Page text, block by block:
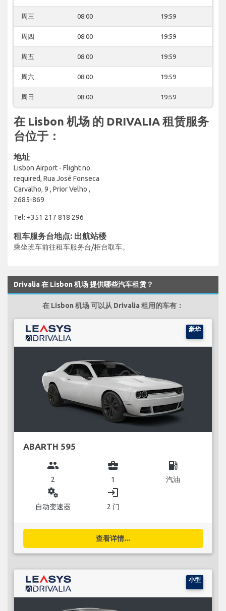
周三 08:00 19:59
周四 08:00 19:59
周五 08:00 19:59
周六 08:00 19:59
周日 08:00 19:59
在 Lisbon 机场 的 DRIVALIA 租赁服务
台位于：
地址
Lisbon Airport - Flight no.
required, Rua José Fonseca
Carvalho, 9 , Prior Velho ,
2685-869
Tel: +351 217 818 296
租车服务台地点: 出航站楼
乘坐班车前往租车服务台/柜台取车。
Drivalia 在 Lisbon 机场 提供哪些汽车租赁？
在 Lisbon 机场 可以从 Drivalia 租用的车有：
豪华
ABARTH 595
group
2
business_center
1
local_gas_station
汽油
miscellaneous_services
自动变速器
login
2 门
查看详情...
小型